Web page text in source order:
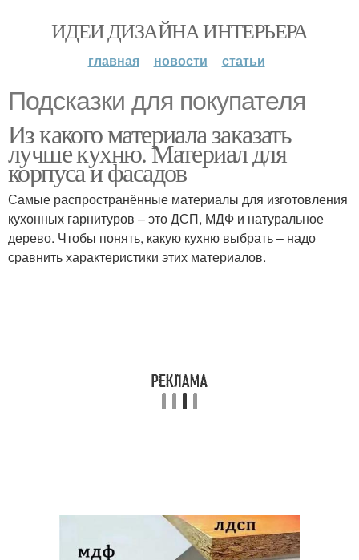
ИДЕИ ДИЗАЙНА ИНТЕРЬЕРА
главная новости статьи
Подсказки для покупателя
Из какого материала заказать
лучше кухню. Материал для
корпуса и фасадов
Самые распространённые материалы для изготовления
кухонных гарнитуров – это ДСП, МДФ и натуральное
дерево. Чтобы понять, какую кухню выбрать – надо
сравнить характеристики этих материалов.